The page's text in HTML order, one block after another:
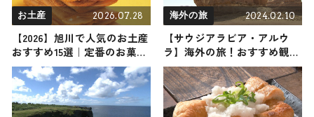
お土産 2026.07.28
【2026】旭川で人気のお土産
おすすめ15選｜定番のお菓子
から雑貨、旭川限定、ばらま
き用まで幅広く紹介
海外の旅 2024.02.10
【サウジアラビア・アルウ
ラ】海外の旅！おすすめ観光
スポットやグルメをリポート